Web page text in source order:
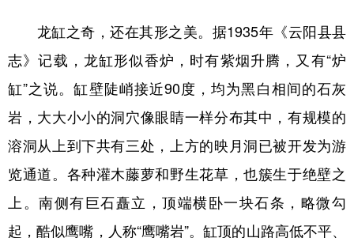
龙缸之奇，还在其形之美。据1935年《云阳县县
志》记载，龙缸形似香炉，时有紫烟升腾，又有“炉
缸”之说。缸壁陡峭接近90度，均为黑白相间的石灰
岩，大大小小的洞穴像眼睛一样分布其中，有规模的
溶洞从上到下共有三处，上方的映月洞已被开发为游
览通道。各种灌木藤萝和野生花草，也簇生于绝壁之
上。南侧有巨石矗立，顶端横卧一块石条，略微勾
起，酷似鹰嘴，人称“鹰嘴岩”。缸顶的山路高低不平、